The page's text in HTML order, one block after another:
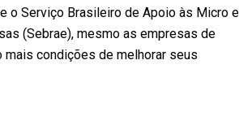
o Serviço Brasileiro de Apoio às Micro e
(Sebrae), mesmo as empresas de
mais condições de melhorar seus